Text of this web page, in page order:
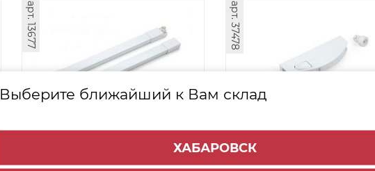
Выберите ближайший к Вам склад
ХАБАРОВСК
SBR09/W/500 белый (50)
арт. 13677
ящика СТАРТ с доводчиком,
белый (SBH100/W)
арт. 37478